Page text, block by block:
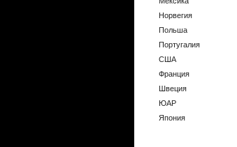
Норвегия
Польша
Португалия
США
Франция
Швеция
ЮАР
Япония